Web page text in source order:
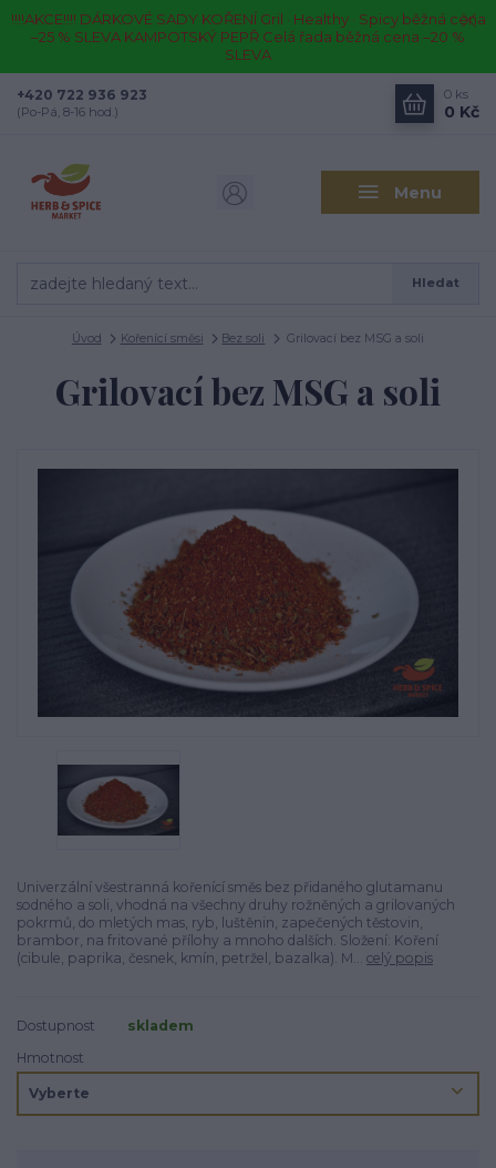
!!!!AKCE!!!! DÁRKOVÉ SADY KOŘENÍ Gril · Healthy · Spicy běžná cena
–25 % SLEVA KAMPOTSKÝ PEPŘ Celá řada běžná cena –20 %
SLEVA
Menu
Hledat
+420 722 936 923
(Po-Pá, 8-16 hod.)
0 ks
0 Kč
Úvod Kořenící směsi Bez soli Grilovací bez MSG a soli
Grilovací bez MSG a soli
Univerzální všestranná kořenící směs bez přidaného glutamanu
sodného a soli, vhodná na všechny druhy rožněných a grilovaných
pokrmů, do mletých mas, ryb, luštěnin, zapečených těstovin,
brambor, na fritované přílohy a mnoho dalších. Složení: Koření
(cibule, paprika, česnek, kmín, petržel, bazalka). M... celý popis
Dostupnost
skladem
Hmotnost